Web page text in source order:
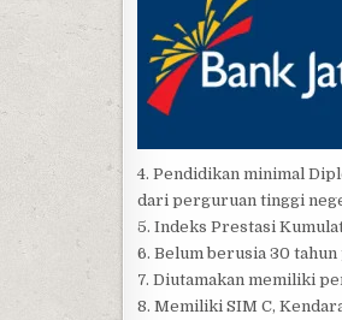
4. Pendidikan minimal
dari perguruan tinggi
5. Indeks Prestasi
6. Belum berusia 30 tahun
7. Diutamakan memiliki
8. Memiliki SIM C,